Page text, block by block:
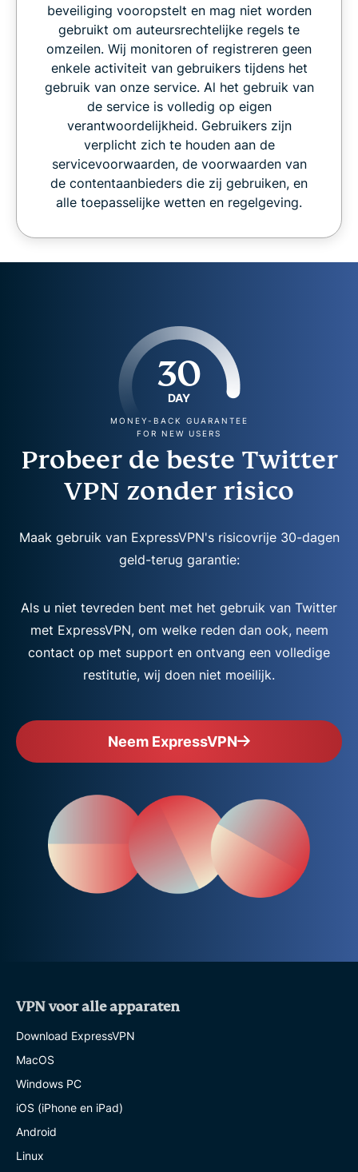
beveiliging vooropstelt en mag niet worden
gebruikt om auteursrechtelijke regels te
omzeilen. Wij monitoren of registreren geen
enkele activiteit van gebruikers tijdens het
gebruik van onze service. Al het gebruik van
de service is volledig op eigen
verantwoordelijkheid. Gebruikers zijn
verplicht zich te houden aan de
servicevoorwaarden, de voorwaarden van
de contentaanbieders die zij gebruiken, en
alle toepasselijke wetten en regelgeving.
30
DAY
MONEY-BACK GUARANTEE
FOR NEW USERS
Probeer de beste Twitter
VPN zonder risico
Maak gebruik van ExpressVPN's risicovrije 30-dagen
geld-terug garantie:
Als u niet tevreden bent met het gebruik van Twitter
met ExpressVPN, om welke reden dan ook, neem
contact op met support en ontvang een volledige
restitutie, wij doen niet moeilijk.
Neem ExpressVPN
VPN voor alle apparaten
Download ExpressVPN
MacOS
Windows PC
iOS (iPhone en iPad)
Android
Linux